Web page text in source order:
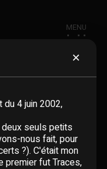
MENU
×
4 juin 2002,
seuls petits
nous fait, pour
?). C'était mon
premier fut Traces,